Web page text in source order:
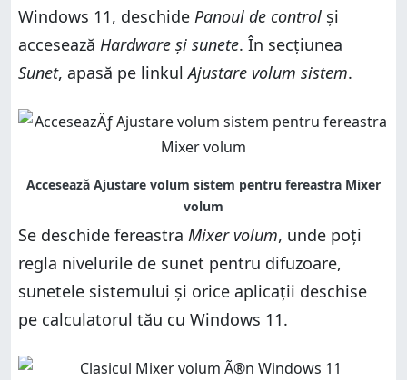
Windows 11, deschide Panoul de control și
accesează Hardware și sunete. În secțiunea
Sunet, apasă pe linkulAjustare volum sistem.
Se deschide fereastra Mixer volum, unde poți
regla nivelurile de sunet pentru difuzoare,
sunetele sistemului și orice aplicații deschise
pe calculatorul tău cu Windows 11.